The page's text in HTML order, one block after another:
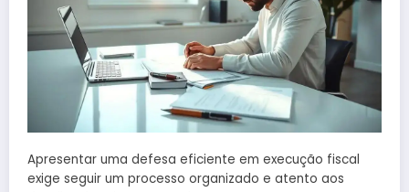
Apresentar uma defesa eficiente em execução fiscal
exige seguir um processo organizado e atento aos